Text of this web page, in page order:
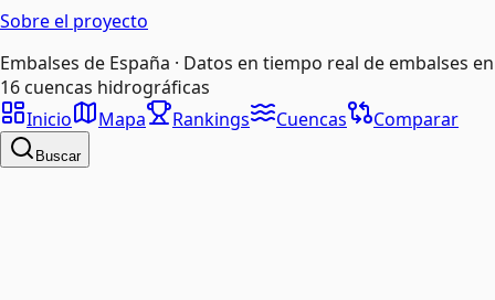
Sobre el proyecto
Embalses de España · Datos en tiempo real de embalses en
16 cuencas hidrográficas
Inicio
Mapa Rankings Cuencas Comparar
Buscar